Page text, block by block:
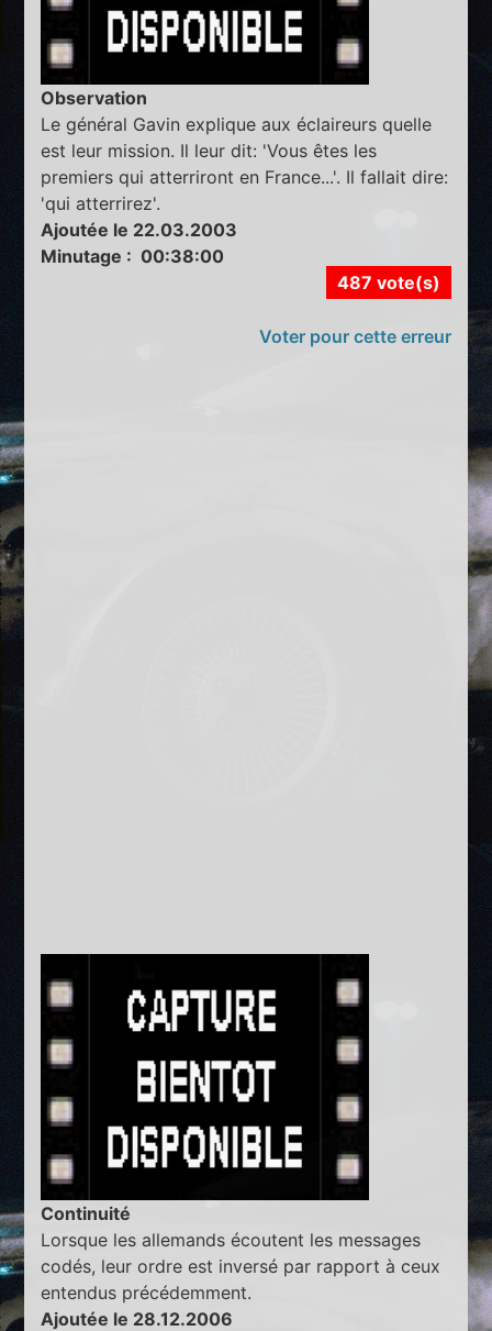
Observation
Le général Gavin explique aux éclaireurs quelle
est leur mission. Il leur dit: 'Vous êtes les
premiers qui atterriront en France...'. Il fallait dire:
'qui atterrirez'.
Ajoutée le 22.03.2003
Minutage : 00:38:00
487 vote(s)
Voter pour cette erreur
Continuité
Lorsque les allemands écoutent les messages
codés, leur ordre est inversé par rapport à ceux
entendus précédemment.
Ajoutée le 28.12.2006